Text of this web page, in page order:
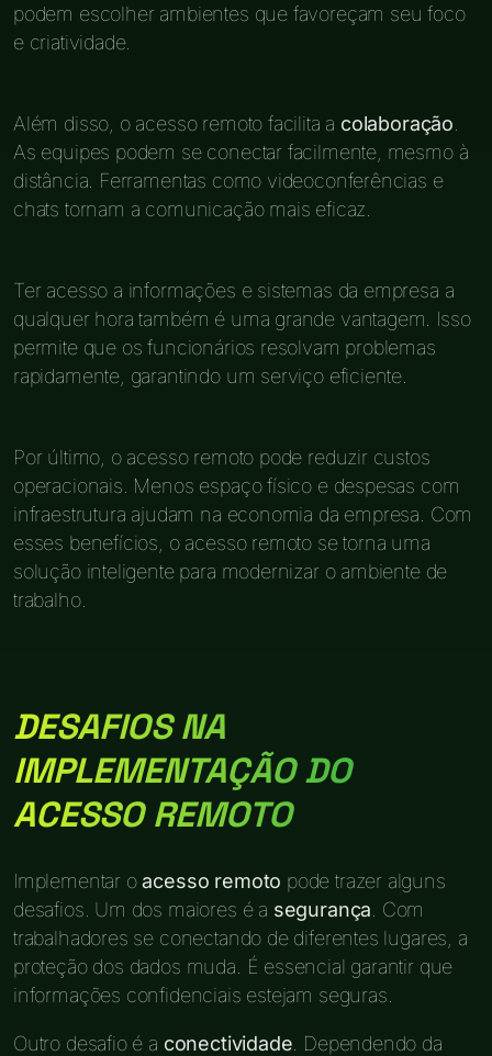
podem escolher ambientes que favoreçam seu foco
e criatividade.
Além disso, o acesso remoto facilita a colaboração
As equipes podem se conectar facilmente, mesmo à
distância. Ferramentas como videoconferências e
chats tornam a comunicação mais eficaz.
Ter acesso a informações e sistemas da empresa a
qualquer hora também é uma grande vantagem. Isso
permite que os funcionários resolvam problemas
rapidamente, garantindo um serviço eficiente.
Por último, o acesso remoto pode reduzir custos
operacionais. Menos espaço físico e despesas com
infraestrutura ajudam na economia da empresa. Com
esses benefícios, o acesso remoto se torna uma
solução inteligente para modernizar o ambiente de
trabalho.
DESAFIOS NA
IMPLEMENTAÇÃO DO
ACESSO REMOTO
Implementar oacesso remoto pode trazer alguns
desafios. Um dos maiores é a segurança . Com
trabalhadores se conectando de diferentes lugares, a
proteção dos dados muda. É essencial garantir que
informações confidenciais estejam seguras.
Outro desafio é a conectividade . Dependendo da